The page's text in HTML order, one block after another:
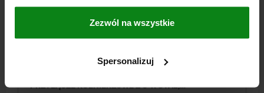
Zezwól na wszystkie
Spersonalizuj
DOCISK ODCHYLNY KOMPAKTOWY, FORMA:B
PRZYŁĄCZE KOŁNIERZOWE Z O-R STAL,